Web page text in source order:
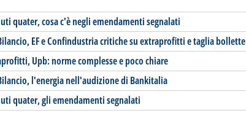
quater, cosa c'è negli emendamenti segnalati
EF e Confindustria critiche su extraprofitti e taglia bollette
Upb: norme complesse e poco chiare
l'energia nell'audizione di Bankitalia
quater, gli emendamenti segnalati